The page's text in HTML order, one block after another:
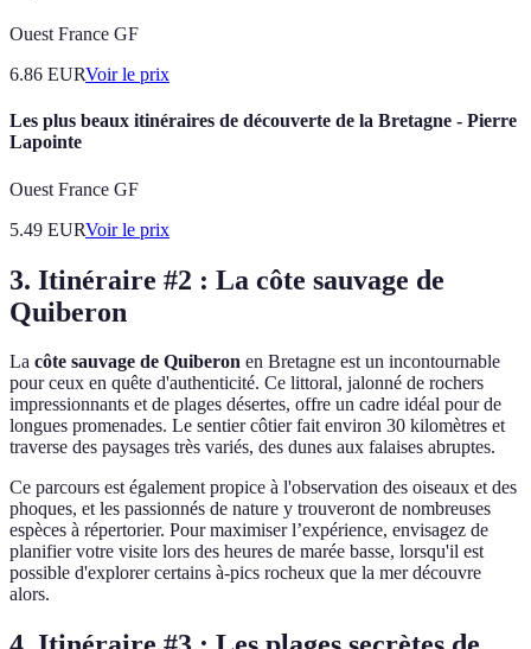
Ouest France GF
6.86 EURVoir le prix
Les plus beaux itinéraires de découverte de la Bretagne - Pierre
Lapointe
Ouest France GF
5.49 EURVoir le prix
3. Itinéraire #2 : La côte sauvage de
Quiberon
La côte sauvage de Quiberon en Bretagne est un incontournable
pour ceux en quête d'authenticité. Ce littoral, jalonné de rochers
impressionnants et de plages désertes, offre un cadre idéal pour de
longues promenades. Le sentier côtier fait environ 30 kilomètres et
traverse des paysages très variés, des dunes aux falaises abruptes.
Ce parcours est également propice à l'observation des oiseaux et des
phoques, et les passionnés de nature y trouveront de nombreuses
espèces à répertorier. Pour maximiser l’expérience, envisagez de
planifier votre visite lors des heures de marée basse, lorsqu'il est
possible d'explorer certains à-pics rocheux que la mer découvre
alors.